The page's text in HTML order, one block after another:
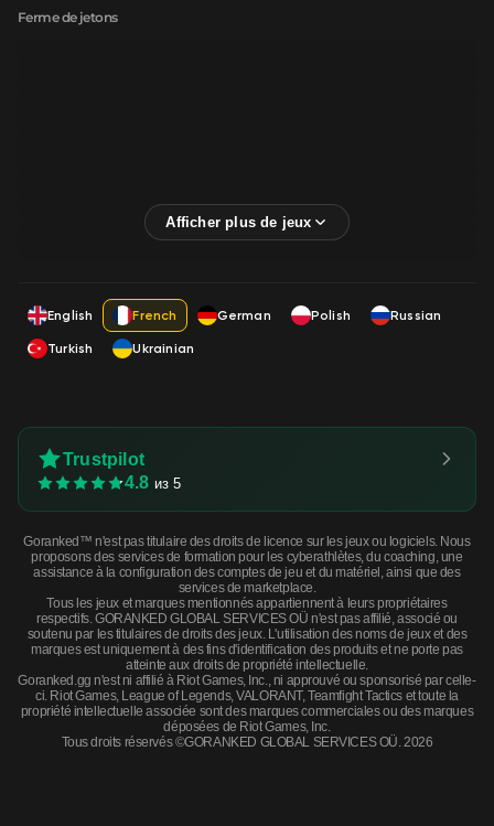
Ferme de jetons
English French German Polish
Russian
Turkish
Ukrainian
Trustpilot
4.8 из 5
Goranked™ n'est pas titulaire des droits de licence sur les jeux ou logiciels. Nous
proposons des services de formation pour les cyberathlètes, du coaching, une
assistance à la configuration des comptes de jeu et du matériel, ainsi que des
services de marketplace.
Tous les jeux et marques mentionnés appartiennent à leurs propriétaires
respectifs. GORANKED GLOBAL SERVICES OÜ n'est pas affilié, associé ou
soutenu par les titulaires de droits des jeux. L'utilisation des noms de jeux et des
marques est uniquement à des fins d'identification des produits et ne porte pas
atteinte aux droits de propriété intellectuelle.
Goranked.gg n'est ni affilié à Riot Games, Inc., ni approuvé ou sponsorisé par celle-
ci. Riot Games, League of Legends, VALORANT, Teamfight Tactics et toute la
propriété intellectuelle associée sont des marques commerciales ou des marques
déposées de Riot Games, Inc.
Tous droits réservés ©GORANKED GLOBAL SERVICES OÜ. 2026